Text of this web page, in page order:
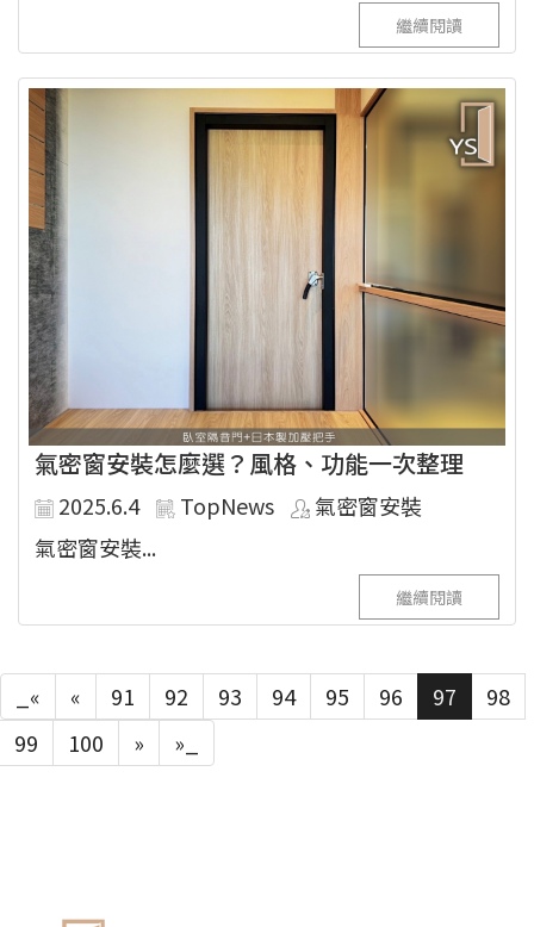
繼續閱讀
氣密窗安裝怎麼選？風格、功能一次整理
2025.6.4 TopNews
氣密窗安裝
氣密窗安裝...
繼續閱讀
_« « 91 92 93 94 95 96 97
98
99
100 » »_